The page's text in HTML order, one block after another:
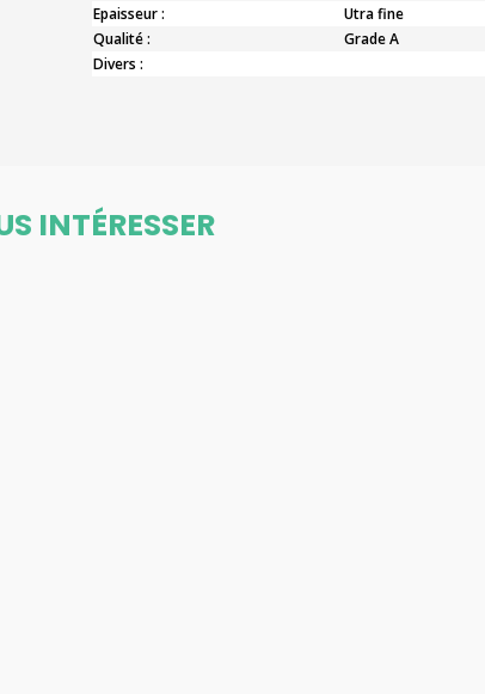
Epaisseur :
Utra fine
Qualité :
Grade A
Divers :
INTÉRESSER